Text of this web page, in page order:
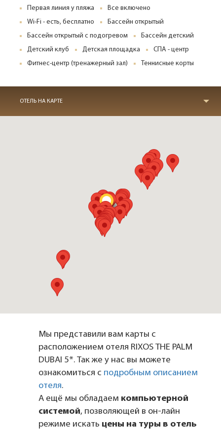
Первая линия у пляжа
Все включено
Wi-Fi - есть, бесплатно
Бассейн открытый
Бассейн открытый с подогревом
Бассейн детский
Детский клуб
Детская площадка
СПА - центр
Фитнес-центр (тренажерный зал)
Теннисные корты
ОТЕЛЬ НА КАРТЕ
Мы представили вам карты с
расположением отеля RIXOS THE PALM
DUBAI 5*. Так же у нас вы можете
ознакомиться с подробным описанием
отеля.
А ещё мы обладаем компьютерной
системой, позволяющей в он-лайн
режиме искать цены на туры в отель